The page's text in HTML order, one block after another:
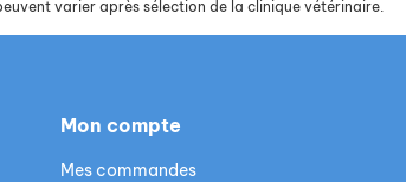
varier après sélection de la clinique vétérinaire.
Mon compte
Mes commandes